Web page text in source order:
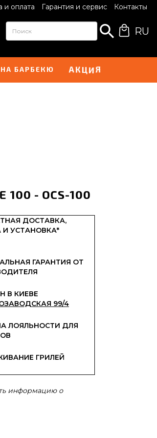
и оплата Гарантия и сервис Контакты
RU
БАРБЕКЮ АКЦИЯ
100 - OCS-100
ДОСТАВКА,
И УСТАНОВКА*
ГАРАНТИЯ ОТ
В КИЕВЕ
99/4
ЛОЯЛЬНОСТИ ДЛЯ
ГРИЛЕЙ
информацию о